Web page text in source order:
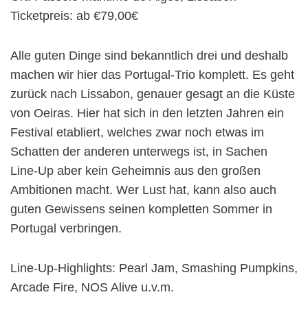
Ticketpreis: ab €79,00€
Alle guten Dinge sind bekanntlich drei und deshalb
machen wir hier das Portugal-Trio komplett. Es geht
zurück nach Lissabon, genauer gesagt an die Küste
von Oeiras. Hier hat sich in den letzten Jahren ein
Festival etabliert, welches zwar noch etwas im
Schatten der anderen unterwegs ist, in Sachen
Line-Up aber kein Geheimnis aus den großen
Ambitionen macht. Wer Lust hat, kann also auch
guten Gewissens seinen kompletten Sommer in
Portugal verbringen.
Line-Up-Highlights: Pearl Jam, Smashing Pumpkins,
Arcade Fire, NOS Alive u.v.m.